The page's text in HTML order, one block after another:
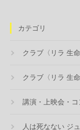
カテゴリ
クラブ〈リラ 生
クラブ〈リラ 生
講演・上映会・コ
人は死なない ジ